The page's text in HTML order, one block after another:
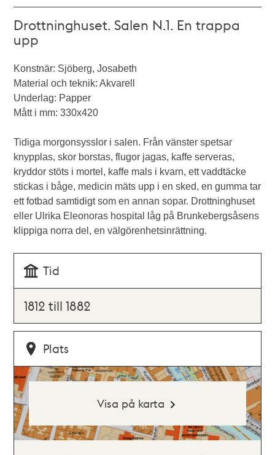
Drottninghuset. Salen N.1. En trappa
upp
Konstnär: Sjöberg, Josabeth
Material och teknik: Akvarell
Underlag: Papper
Mått i mm: 330x420
Tidiga morgonsysslor i salen. Från vänster spetsar
knypplas, skor borstas, flugor jagas, kaffe serveras,
kryddor stöts i mortel, kaffe mals i kvarn, ett vaddtäcke
stickas i båge, medicin mäts upp i en sked, en gumma tar
ett fotbad samtidigt som en annan sopar. Drottninghuset
eller Ulrika Eleonoras hospital låg på Brunkebergsåsens
klippiga norra del, en välgörenhetsinrättning.
Tid
1812 till 1882
Plats
Visa på karta